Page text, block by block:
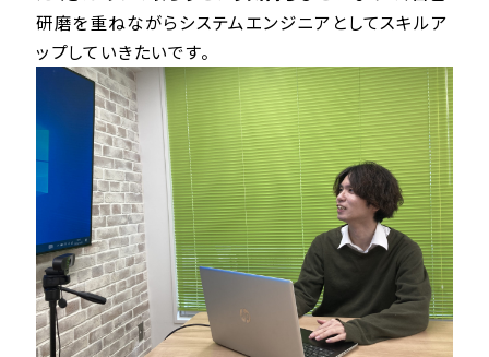
研磨を重ねながらシステムエンジニアとしてスキルア
ップしていきたいです。